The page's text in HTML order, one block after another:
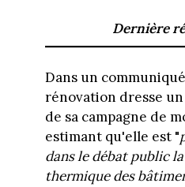
Dernière
Dans un
rénovation dresse
de sa campagne de
estimant qu'elle est "
dans le débat public
thermique des